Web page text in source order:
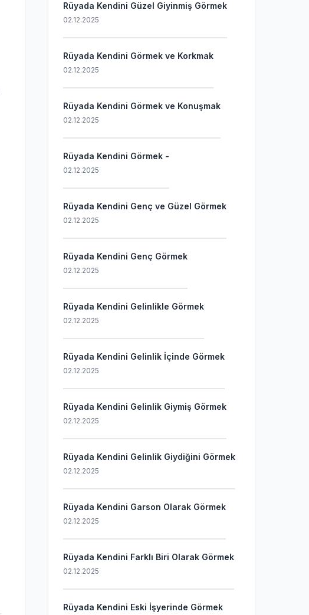
Rüyada Kendini Güzel Giyinmiş Görmek
02.12.2025
Rüyada Kendini Görmek ve Korkmak
02.12.2025
Rüyada Kendini Görmek ve Konuşmak
02.12.2025
Rüyada Kendini Görmek -
02.12.2025
Rüyada Kendini Genç ve Güzel Görmek
02.12.2025
Rüyada Kendini Genç Görmek
02.12.2025
Rüyada Kendini Gelinlikle Görmek
02.12.2025
Rüyada Kendini Gelinlik İçinde Görmek
02.12.2025
Rüyada Kendini Gelinlik Giymiş Görmek
02.12.2025
Rüyada Kendini Gelinlik Giydiğini Görmek
02.12.2025
Rüyada Kendini Garson Olarak Görmek
02.12.2025
Rüyada Kendini Farklı Biri Olarak Görmek
02.12.2025
Rüyada Kendini Eski İşyerinde Görmek